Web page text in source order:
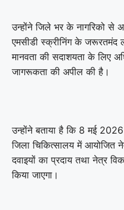
उन्होंने जिले भर के नागरिको से
एमसीडी स्क्रीनिंग के जरूरतमंद
मानवता की सदाशयता के लिए
जागरूकता की अपील की है।
उन्होंने बताया है कि 8 मई
जिला चिकित्सालय में आयोजित
दवाइयों का प्रदाय तथा नेत्र
किया जाएगा।